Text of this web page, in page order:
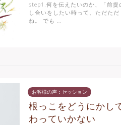
step1.何を伝えたいのか、「前
し合いをしたい時って、ただた
ね。 でも …
お客様の声：セッション
根っこをどうにかし
わっていかない